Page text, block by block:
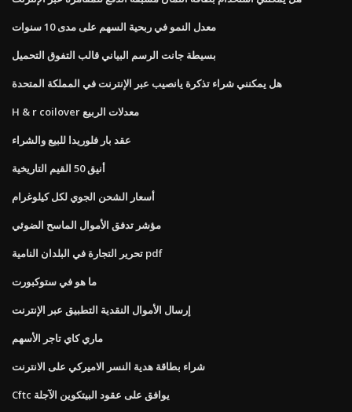
معدل النمو في ربحية السهم على مدى 10 سنوات
بسيطة جانت الرسم البياني قالب التفوق التحميل
هل يمكنني شراء تذكرة يانصيب عبر الإنترنت في المملكة المتحدة
H & r coilover معدلات الربيع
عقد بار فلوريدا للبيع والشراء
أنيق 50 القيم التاريخية
أسعار الشحن الجوي لكل كيلوغرام
مؤشر تدفق الأموال الماسح الضوئي
تحرير التجارة في البلدان النامية pdf
ما هو في ستوكبورت
إرسال الأموال النقدية التطبيق عبر الإنترنت
ماري كاي تاجر الأسهم
شراء بطاقة هدية النسر الاميركي على الانترنت
Cftc يوافق على عقود البيتكوين الآجلة